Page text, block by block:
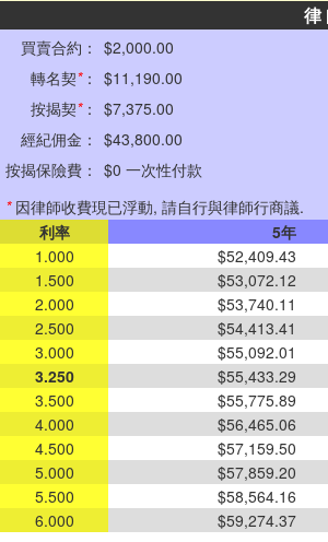
律
買賣合約： $2,000.00
轉名契*： $11,190.00
按揭契*： $7,375.00
經紀佣金： $43,800.00
按揭保險費： $0 一次性付款
*因律師收費現已浮動, 請自行與律師行商議.
利率
5年
1.000
$52,409.43
1.500
$53,072.12
2.000
$53,740.11
2.500
$54,413.41
3.000
$55,092.01
3.250
$55,433.29
3.500
$55,775.89
4.000
$56,465.06
4.500
$57,159.50
5.000
$57,859.20
5.500
$58,564.16
6.000
$59,274.37